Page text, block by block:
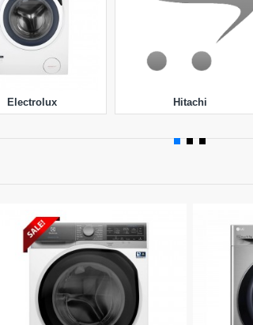
Electrolux Hitachi